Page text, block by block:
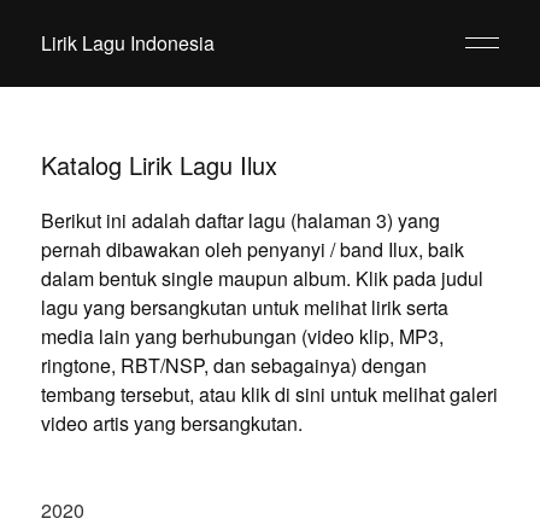
Lirik Lagu Indonesia
Katalog Lirik Lagu Ilux
Berikut ini adalah daftar lagu (halaman 3) yang
pernah dibawakan oleh penyanyi / band Ilux, baik
dalam bentuk single maupun album. Klik pada judul
lagu yang bersangkutan untuk melihat lirik serta
media lain yang berhubungan (video klip, MP3,
ringtone, RBT/NSP, dan sebagainya) dengan
tembang tersebut, atau klik di sini untuk melihat galeri
video artis yang bersangkutan.
2020